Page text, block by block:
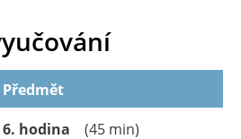
Předmět
6. hodina (45 min)